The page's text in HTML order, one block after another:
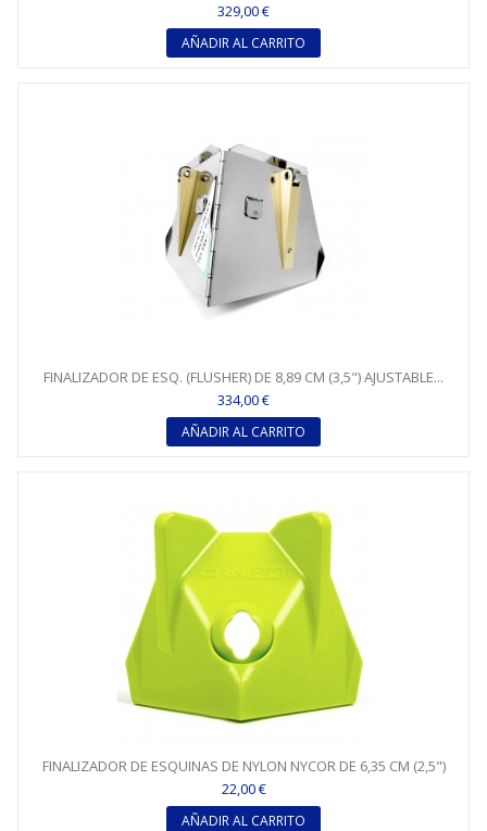
329,00 €
AÑADIR AL CARRITO
FINALIZADOR DE ESQ. (FLUSHER) DE 8,89 CM (3,5") AJUSTABLE...
334,00 €
AÑADIR AL CARRITO
FINALIZADOR DE ESQUINAS DE NYLON NYCOR DE 6,35 CM (2,5")
22,00 €
AÑADIR AL CARRITO